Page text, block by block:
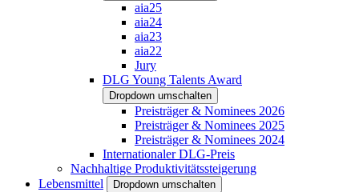
aia25
aia24
aia23
aia22
Jury
DLG Young Talents Award
Dropdown umschalten
Preisträger & Nominees 2026
Preisträger & Nominees 2025
Preisträger & Nominees 2024
Internationaler DLG-Preis
Nachhaltige Produktivitätssteigerung
Lebensmittel
Dropdown umschalten